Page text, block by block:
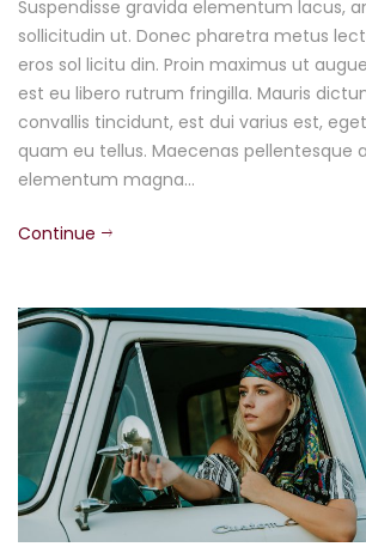
Suspendisse gravida elementum lacus,
sollicitudin ut. Donec pharetra metus
eros sol licitu din. Proin maximus ut
est eu libero rutrum fringilla. Mauris
convallis tincidunt, est dui varius est,
quam eu tellus. Maecenas pellentesque
elementum magna…
Continue